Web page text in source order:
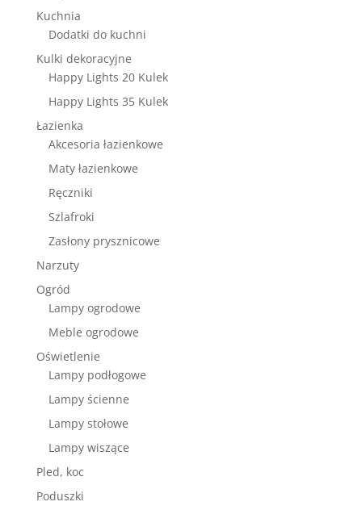
Kuchnia
Dodatki do kuchni
Kulki dekoracyjne
Happy Lights 20 Kulek
Happy Lights 35 Kulek
Łazienka
Akcesoria łazienkowe
Maty łazienkowe
Ręczniki
Szlafroki
Zasłony prysznicowe
Narzuty
Ogród
Lampy ogrodowe
Meble ogrodowe
Oświetlenie
Lampy podłogowe
Lampy ścienne
Lampy stołowe
Lampy wiszące
Pled, koc
Poduszki